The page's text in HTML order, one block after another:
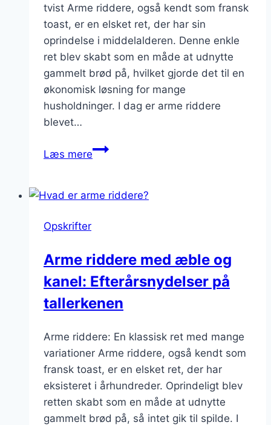
tvist Arme riddere, også kendt som fransk
toast, er en elsket ret, der har sin
oprindelse i middelalderen. Denne enkle
ret blev skabt som en måde at udnytte
gammelt brød på, hvilket gjorde det til en
økonomisk løsning for mange
husholdninger. I dag er arme riddere
blevet…
Læs mereArme
marmelade:
frugt
Opskrifter
Arme riddere med æble og
kanel: Efterårsnydelser på
tallerkenen
Arme riddere: En klassisk ret med mange
variationer Arme riddere, også kendt som
fransk toast, er en elsket ret, der har
eksisteret i århundreder. Oprindeligt blev
retten skabt som en måde at udnytte
gammelt brød på, så intet gik til spilde. I